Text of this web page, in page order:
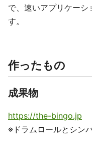
で、速いアプリケーシ
す。
作ったもの
成果物
https://the-bingo.jp
※ドラムロールとシン